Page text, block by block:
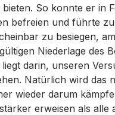
So konnte er in
befreien und führte
zu besiegen,
Niederlage des
liegt darin, unseren
Natürlich wird das
wieder darum
erweisen als alle